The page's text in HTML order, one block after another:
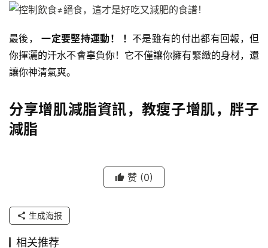
最後，一定要堅持運動！ ！ 不是雖有的付出都有回報，但
你揮灑的汗水不會辜負你！它不僅讓你擁有緊緻的身材，還
讓你神清氣爽。
分享增肌減脂資訊，教瘦子增肌，胖子
減脂
赞 (0)
生成海报
相关推荐